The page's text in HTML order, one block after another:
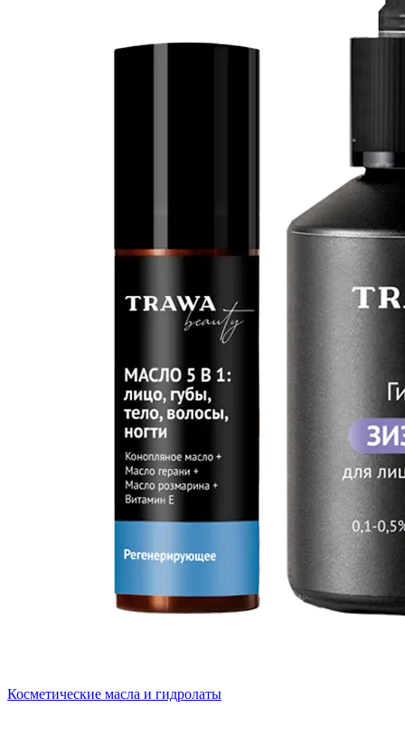
Косметические масла и гидролаты